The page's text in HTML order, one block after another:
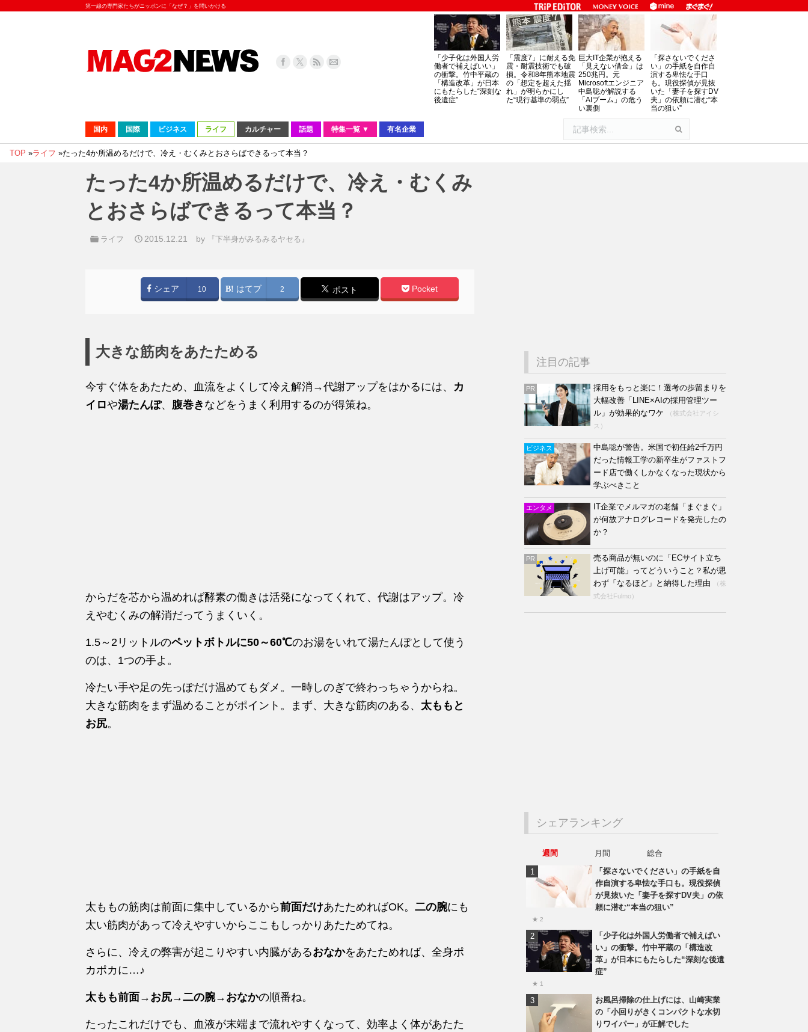
第一線の専門家たちがニッポンに「なぜ？」を問いかける
「少子化は外国人労
働者で補えばいい」
の衝撃。竹中平蔵の
「構造改革」が日本
にもたらした“深刻な
後遺症”
「震度7」に耐える免
震・耐震技術でも破
損。令和8年熊本地震
の「想定を超えた揺
れ」が明らかにし
た“現行基準の弱点”
巨大IT企業が抱える
「見えない借金」は
250兆円。元
Microsoftエンジニア
中島聡が解説する
「AIブーム」の危う
い裏側
「探さないでくださ
い」の手紙を自作自
演する卑怯な手口
も。現役探偵が見抜
いた「妻子を探すDV
夫」の依頼に潜む“本
当の狙い”
国内 国際 ビジネス ライフ カルチャー 話題 特集一覧 ▼ 有名企業
TOP »ライフ »たった4か所温めるだけで、冷え・むくみとおさらばできるって本当？
たった4か所温めるだけで、冷え・むくみ
とおさらばできるって本当？
ライフ 2015.12.21 by 『下半身がみるみるヤセる』
シェア 10 はてブ 2 ポスト Pocket
大きな筋肉をあたためる
今すぐ体をあたため、血流をよくして冷え解消→代謝アップをはかるには、 カ
イロや湯たんぽ、 腹巻き などをうまく利用するのが得策ね。
からだを芯から温めれば酵素の働きは活発になってくれて、代謝はアップ。冷
えやむくみの解消だってうまくいく。
1.5～2リットルのペットボトルに50～60℃のお湯をいれて湯たんぽとして使う
のは、1つの手よ。
冷たい手や足の先っぽだけ温めてもダメ。一時しのぎで終わっちゃうからね。
大きな筋肉をまず温めることがポイント。まず、大きな筋肉のある、 太ももと
お尻。
太ももの筋肉は前面に集中しているから前面だけあたためればOK。 二の腕にも
太い筋肉があって冷えやすいからここもしっかりあたためてね。
さらに、冷えの弊害が起こりやすい内臓があるおなかをあたためれば、全身ポ
カポカに…♪
太もも前面→ お尻→二の腕→ おなかの順番ね。
たったこれだけでも、血液が末端まで流れやすくなって、効率よく体があたた
注目の記事
PR
採用をもっと楽に！選考の歩留まりを
大幅改善「LINE×AIの採用管理ツー
ル」が効果的なワケ
（株式会社アイシ
ス）
ビジネス
中島聡が警告。米国で初任給2千万円
だった情報工学の新卒生がファストフ
ード店で働くしかなくなった現状から
学ぶべきこと
エンタメ
IT企業でメルマガの老舗「まぐまぐ」
が何故アナログレコードを発売したの
か？
PR
売る商品が無いのに「ECサイト立ち
上げ可能」ってどういうこと？私が思
わず「なるほど」と納得した理由
（株
式会社Fulmo）
シェアランキング
週間 月間
総合
「探さないでください」の手紙を自
作自演する卑怯な手口も。現役探偵
が見抜いた「妻子を探すDV夫」の依
頼に潜む“本当の狙い”
★ 2
「少子化は外国人労働者で補えばい
い」の衝撃。竹中平蔵の「構造改
革」が日本にもたらした“深刻な後遺
症”
★ 1
お風呂掃除の仕上げには、山崎実業
の「小回りがきくコンパクトな水切
りワイパー」が正解でした